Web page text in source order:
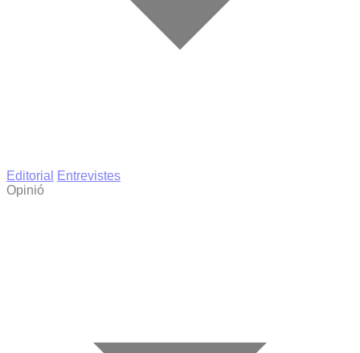
Editorial
Entrevistes
Opinió